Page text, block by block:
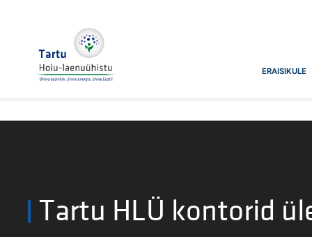
Tartu Hoiu-laenuühistuERAISIKULE
Tartu HLÜ kontorid